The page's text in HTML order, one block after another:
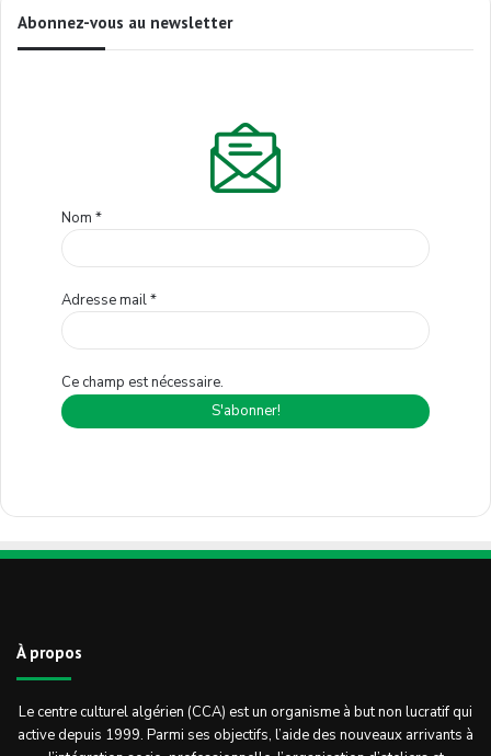
Abonnez-vous au newsletter
Nom *
Adresse mail*
Ce champ est nécessaire.
À propos
Le centre culturel algérien (CCA) est un organisme à but non lucratif qui
active depuis 1999. Parmi ses objectifs, l’aide des nouveaux arrivants à